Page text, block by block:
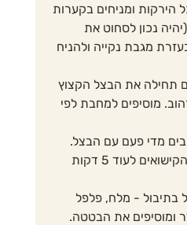
הירקות ומניחים בקערות
נכון לסחוט את
מגבת נקייה ולהניח
תחילה את הבצל הקצוץ
מוסיפים למחבת לפי
לאחר מכן מוסיפים את הקישואים לעוד 5 דקות
בתיבול - מלח, פלפל
ומוסיפים את הבטטה.